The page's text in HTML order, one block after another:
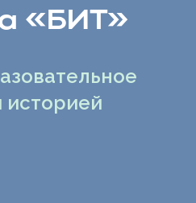
«БИТ»
историей